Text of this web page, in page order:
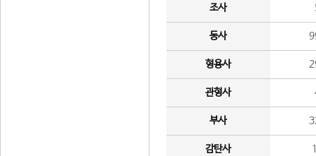
조사
동사
형용사
관형사
부사
감탄사